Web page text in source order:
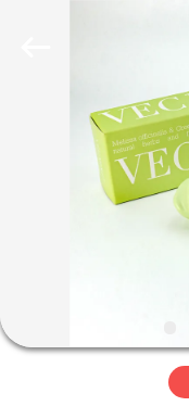
हमारे
बारे